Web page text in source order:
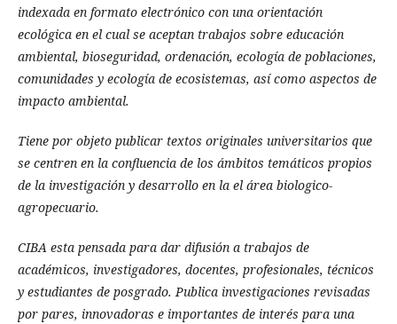
indexada en formato electrónico con una orientación
ecológica en el cual se aceptan trabajos sobre educación
ambiental, bioseguridad, ordenación, ecología de poblaciones,
comunidades y ecologí­a de ecosistemas, así­ como aspectos de
impacto ambiental.
Tiene por objeto publicar textos originales universitarios que
se centren en la confluencia de los ámbitos temáticos propios
de la investigación y desarrollo en la el área biologico-
agropecuario.
CIBA esta pensada para dar difusión a trabajos de
académicos, investigadores, docentes, profesionales, técnicos
y estudiantes de posgrado. Publica investigaciones revisadas
por pares, innovadoras e importantes de interés para una